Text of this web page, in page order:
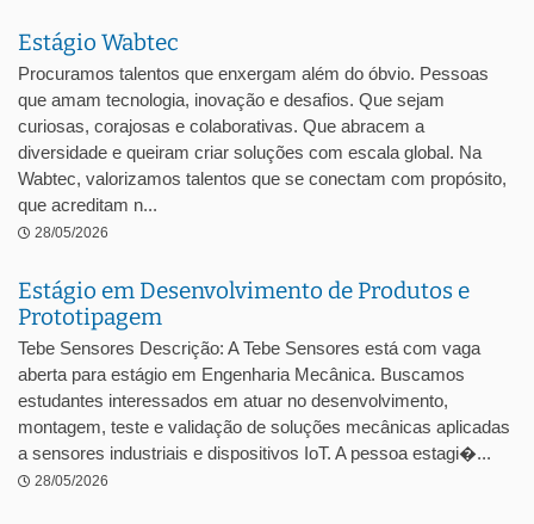
Estágio Wabtec
Procuramos talentos que enxergam além do óbvio. Pessoas
que amam tecnologia, inovação e desafios. Que sejam
curiosas, corajosas e colaborativas. Que abracem a
diversidade e queiram criar soluções com escala global. Na
Wabtec, valorizamos talentos que se conectam com propósito,
que acreditam n...
28/05/2026
Estágio em Desenvolvimento de Produtos e
Prototipagem
Tebe Sensores Descrição: A Tebe Sensores está com vaga
aberta para estágio em Engenharia Mecânica. Buscamos
estudantes interessados em atuar no desenvolvimento,
montagem, teste e validação de soluções mecânicas aplicadas
a sensores industriais e dispositivos IoT. A pessoa estagi�...
28/05/2026